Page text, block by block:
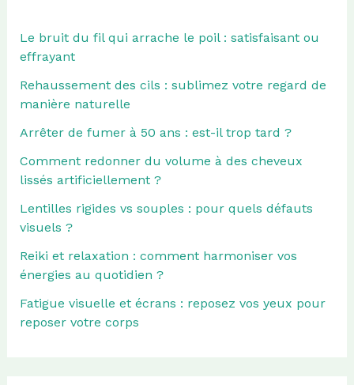
Le bruit du fil qui arrache le poil : satisfaisant ou
effrayant
Rehaussement des cils : sublimez votre regard de
manière naturelle
Arrêter de fumer à 50 ans : est-il trop tard ?
Comment redonner du volume à des cheveux
lissés artificiellement ?
Lentilles rigides vs souples : pour quels défauts
visuels ?
Reiki et relaxation : comment harmoniser vos
énergies au quotidien ?
Fatigue visuelle et écrans : reposez vos yeux pour
reposer votre corps